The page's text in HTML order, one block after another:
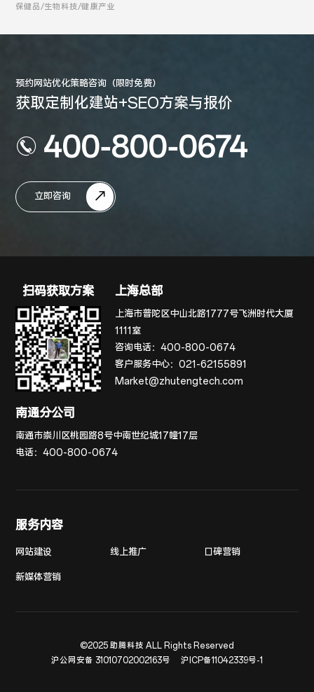
保健品/生物科技/健康产业
预约网站优化策略咨询（限时免费）
获取定制化建站+SEO方案与报价
400-800-0674
立即咨询
扫码获取方案 上海总部
上海市普陀区中山北路1777号飞洲时代大厦
1111室
咨询电话：400-800-0674
客户服务中心：021-62155891
Market@zhutengtech.com
南通分公司
南通市崇川区桃园路8号中南世纪城17幢17层
电话：400-800-0674
服务内容
网站建设 线上推广 口碑营销
新媒体营销
©2025 助腾科技 ALL Rights Reserved
沪公网安备 31010702002163号
沪ICP备11042339号-1